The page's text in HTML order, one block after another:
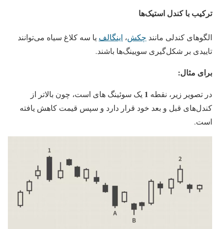
ترکیب با کندل استیک‌ها
الگوهای کندلی مانند چکش، اینگالف یا سه کلاغ سیاه می‌توانند
تاییدی بر شکل‌گیری سویینگ‌ها باشند.
برای مثال:
در تصویر زیر، نقطه 1 یک سوئینگ های است، چون بالاتر از
کندل‌های قبل و بعد خود قرار دارد و سپس قیمت کاهش یافته
است.